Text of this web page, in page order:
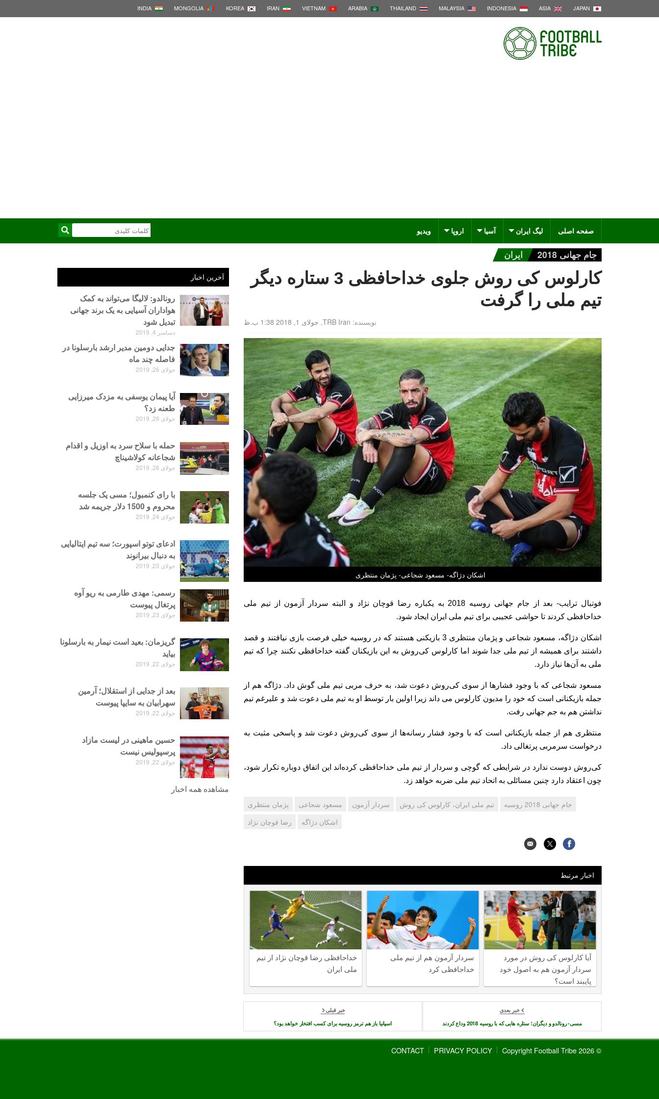
JAPAN
ASIA
INDONESIA
MALAYSIA
THAILAND
ARABIA
VIETNAM
IRAN
KOREA
MONGOLIA
INDIA
صفحه اصلی لیگ ایران آسیا اروپا ویدیو
جام جهانی 2018 ایران
کارلوس کی روش جلوی خداحافظی 3 ستاره دیگر
تیم ملی را گرفت
نویسنده: TRB Iran
, جولای 1, 2018 1:38 ب.ظ
اشکان دژاگه- مسعود شجاعی- پژمان منتظری
فوتبال ترایب- بعد از جام جهانی روسیه 2018 به یکباره رضا قوچان نژاد و البته سردار آزمون از تیم ملی
خداحافظی کردند تا حواشی عجیبی برای تیم ملی ایران ایجاد شود.
اشکان دژاگه، مسعود شجاعی و پژمان منتظری 3 بازیکنی هستند که در روسیه خیلی فرصت بازی نیافتند و قصد
داشتند برای همیشه از تیم ملی جدا شوند اما کارلوس کی‌روش به این بازیکنان گفته خداحافظی نکنند چرا که تیم
ملی به آن‌ها نیاز دارد.
مسعود شجاعی که با وجود فشار‌ها از سوی کی‌روش دعوت شد، به حرف مربی تیم ملی گوش داد. دژاگه هم از
جمله بازیکنانی است که خود را مدیون کارلوس می ‌داند زیرا اولین بار توسط او به تیم ملی دعوت شد و علیرغم تیم
نداشتن هم به جم جهانی رفت.
منتظری هم از جمله بازیکنانی است که با وجود فشار رسانه‌ها از سوی کی‌روش دعوت شد و پاسخی مثبت به
درخواست سرمربی پرتغالی داد.
کی‌روش دوست ندارد در شرایطی که گوچی و سردار از تیم ملی خداحافظی کرده‌اند این اتفاق دوباره تکرار شود،
چون اعتقاد دارد چنین مسائلی به اتحاد تیم ملی ضربه خواهد زد.
جام جهانی 2018 روسیه تیم ملی ایران، کارلوس کی روش سردار آزمون مسعود شجاعی
پژمان منتظری
اشکان دژاگه
رضا قوچان نژاد
اخبار مرتبط
آیا کارلوس کی روش در مورد
سردار آزمون هم به اصول خود
پایبند است؟
سردار آزمون هم از تیم ملی
خداحافظی کرد
خداحافظی رضا قوچان نژاد از تیم
ملی ایران
خبر بعدی
مسی- رونالدو و دیگران؛ ستاره هایی که با روسیه 2018 وداع کردند
خبر قبلی
اسپانیا باز هم ترمز روسیه برای کسب افتخار خواهد بود؟
آخرین اخبار
رونالدو: لالیگا می‌تواند به کمک
هواداران آسیایی به یک برند جهانی
تبدیل شود
دسامبر 4, 2019
جدایی دومین مدیر ارشد بارسلونا در
فاصله چند ماه
جولای 26, 2019
آیا پیمان یوسفی به مزدک میرزایی
طعنه زد؟
جولای 26, 2019
حمله با سلاح سرد به اوزیل و اقدام
شجاعانه کولاشیناچ
جولای 26, 2019
با رای کنمبول؛ مسی یک جلسه
محروم و 1500 دلار جریمه شد
جولای 24, 2019
ادعای توتو اسپورت؛ سه تیم ایتالیایی
به دنبال بیرانوند
جولای 23, 2019
رسمی: مهدی طارمی به ریو آوه
پرتغال پیوست
جولای 23, 2019
گریزمان: بعید است نیمار به بارسلونا
بیاید
جولای 22, 2019
بعد از جدایی از استقلال؛ آرمین
سهرابیان به سایپا پیوست
جولای 22, 2019
حسین ماهینی در لیست مازاد
پرسپولیس نیست
جولای 22, 2019
مشاهده همه اخبار
© 2026 Copyright Football Tribe
CONTACT PRIVACY POLICY